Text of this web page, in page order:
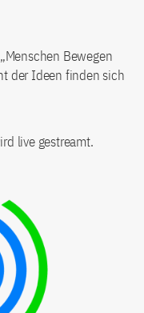
Bewegen
der Ideen finden sich
live gestreamt.